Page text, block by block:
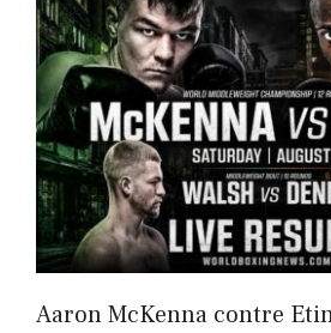
Aaron McKenna contre